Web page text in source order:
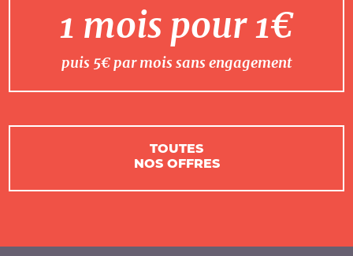
1 mois pour 1€
puis 5€ par mois sans engagement
TOUTES
NOS OFFRES